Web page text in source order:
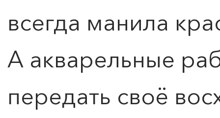
всегда манила
А акварельные
передать своё